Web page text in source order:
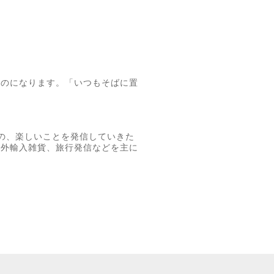
になります。「いつもそばに置
、楽しいことを発信していきた
輸入雑貨、旅行発信などを主に